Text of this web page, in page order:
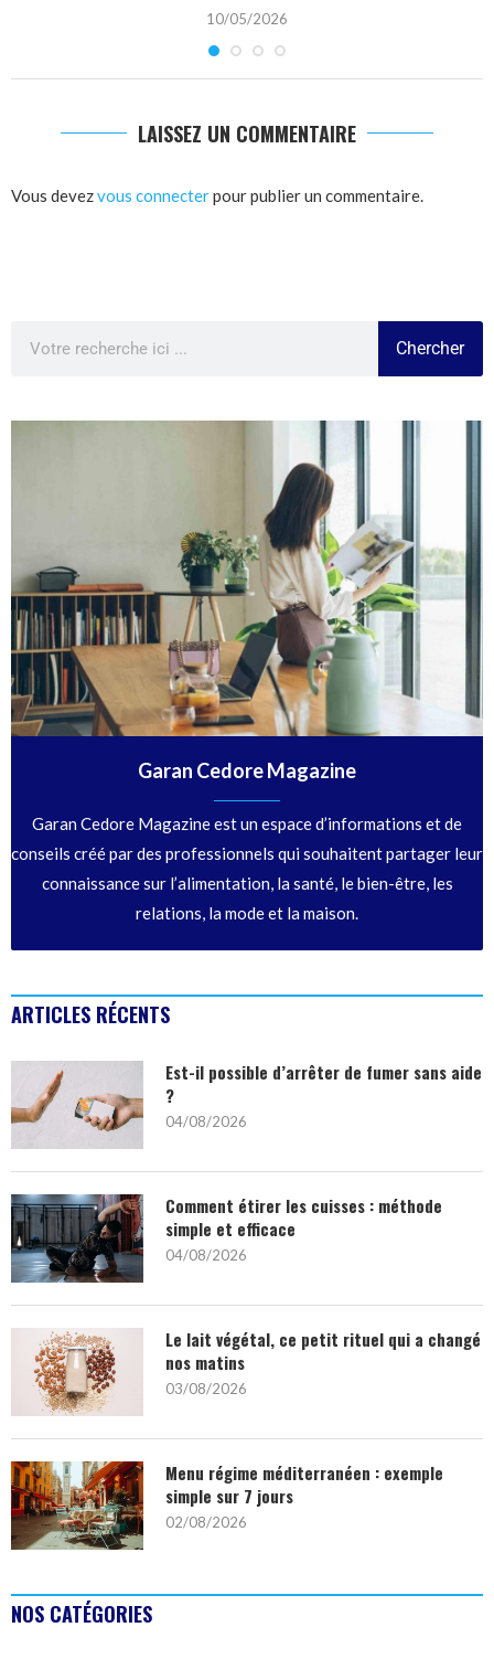
10/05/2026
LAISSEZ UN COMMENTAIRE
Vous devezvous connecterpour publier un commentaire.
Chercher
Garan Cedore Magazine
Garan Cedore Magazine est un espace d’informations et de
conseils créé par des professionnels qui souhaitent partager leur
connaissance sur l’alimentation, la santé, le bien-être, les
relations, la mode et la maison.
ARTICLES RÉCENTS
Est-il possible d’arrêter de fumer sans aide
?
04/08/2026
Comment étirer les cuisses : méthode
simple et efficace
04/08/2026
Le lait végétal, ce petit rituel qui a changé
nos matins
03/08/2026
Menu régime méditerranéen : exemple
simple sur 7 jours
02/08/2026
NOS CATÉGORIES